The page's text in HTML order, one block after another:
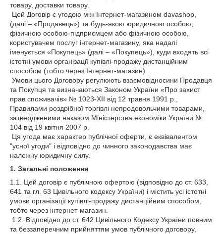
товару, доставки товару.
Цей Договір є угодою між Інтернет-магазином davashop,
(далі – «Продавець») та будь-якою юридичною особою,
фізичною особою-підприємцем або фізичною особою,
користувачем послуг інтернет-магазину, яка надалі
іменується «Покупець» (далі – «Покупець»), куди входять всі
істотні умови організації купівлі-продажу дистанційним
способом (тобто через Інтернет-магазин).
Умови цього Договору регулюють взаємовідносини Продавця
та Покупця та визначаються Законом України «Про захист
прав споживачів» № 1023-XII від 12 травня 1991 р.,
Правилами роздрібної торгівлі непродовольчими товарами,
затвердженими наказом Міністерства економіки України №
104 від 19 квітня 2007 р.
Ця угода має характер публічної оферти, є еквівалентом
"усної угоди" і відповідно до чинного законодавства має
належну юридичну силу.
1. Загальні положення
1.1. Цей договір є публічною офертою (відповідно до ст. 633,
641 та гл. 63 Цивільного кодексу України) і містить усі істотні
умови організації купівлі-продажу дистанційним способом,
тобто через інтернет-магазин.
1.2. Відповідно до ст. 642 Цивільного Кодексу України повним
та беззаперечним прийняттям умов публічного договору,